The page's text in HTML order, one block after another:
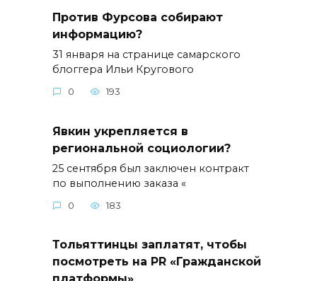
Против Фурсова собирают
информацию?
31 января на странице самарского
блоггера Ильи Кругового
0 193
Явкин укрепляется в
региональной социологии?
25 сентября был заключен контракт
по выполнению заказа «
0 183
Тольяттинцы заплатят, чтобы
посмотреть на PR «Гражданской